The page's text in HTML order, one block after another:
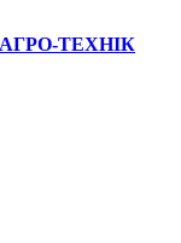
ТЕХНІК